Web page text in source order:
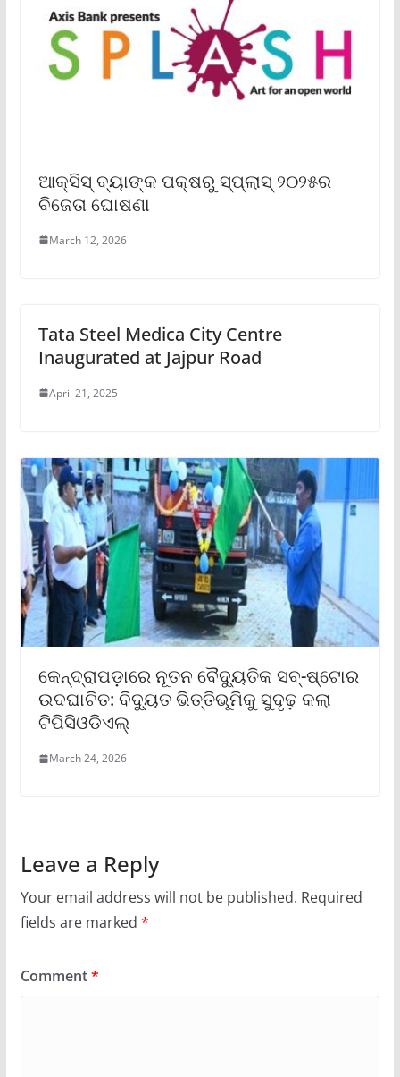
ଆକ୍ସିସ୍ ବ୍ୟାଙ୍କ ପକ୍ଷରୁ ସ୍ପ୍ଲାସ୍ ୨୦୨୫ର
ବିଜେତା ଘୋଷଣା
March 12, 2026
Tata Steel Medica City Centre
Inaugurated at Jajpur Road
April 21, 2025
କେନ୍ଦ୍ରାପଡ଼ାରେ ନୂତନ ବୈଦ୍ୟୁତିକ ସବ୍-ଷ୍ଟୋର
ଉଦଘାଟିତ: ବିଦ୍ୟୁତ ଭିତ୍ତିଭୂମିକୁ ସୁଦୃଢ଼ କଲା
ଟିପିସିଓଡିଏଲ୍
March 24, 2026
Leave a Reply
Your email address will not be published. Required
fields are marked *
Comment*